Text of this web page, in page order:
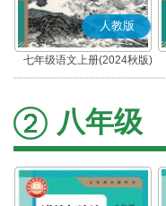
人教版
七年级语文上册(2024秋版)
(部编版)
八年级